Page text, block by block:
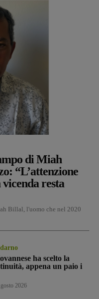
di Miah
“L’attenzione
resta
Billal, l'uomo che nel 2020
ha scelto la
appena un paio i
2026